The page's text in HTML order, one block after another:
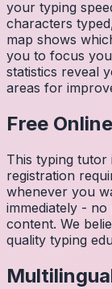
your typing
characters
map shows
you to focus
statistics reveal
areas for
Free
This typing tutor
registration
whenever you
immediately -
content. We
quality typing